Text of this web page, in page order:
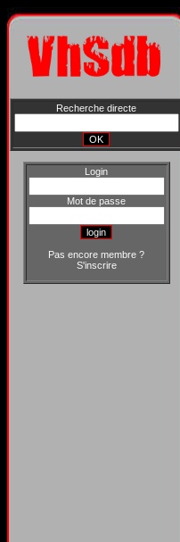
Recherche directe
Login
Mot de passe
Pas encore membre ?
S'inscrire